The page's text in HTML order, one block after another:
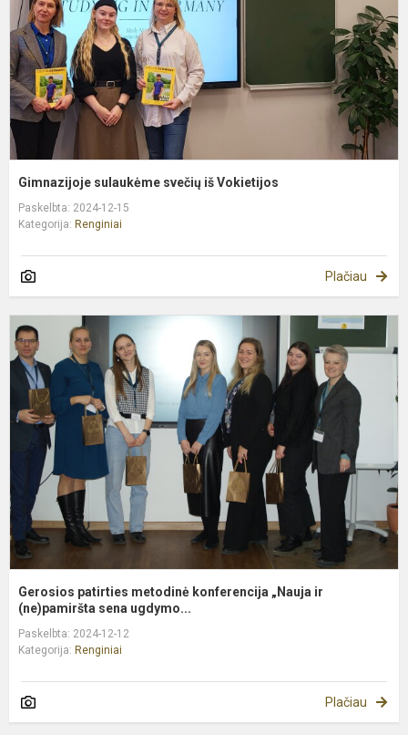
Gimnazijoje sulaukėme svečių iš Vokietijos
Paskelbta: 2024-12-15
Kategorija: Renginiai
Plačiau
Gerosios patirties metodinė konferencija „Nauja ir
(ne)pamiršta sena ugdymo...
Paskelbta: 2024-12-12
Kategorija: Renginiai
Plačiau